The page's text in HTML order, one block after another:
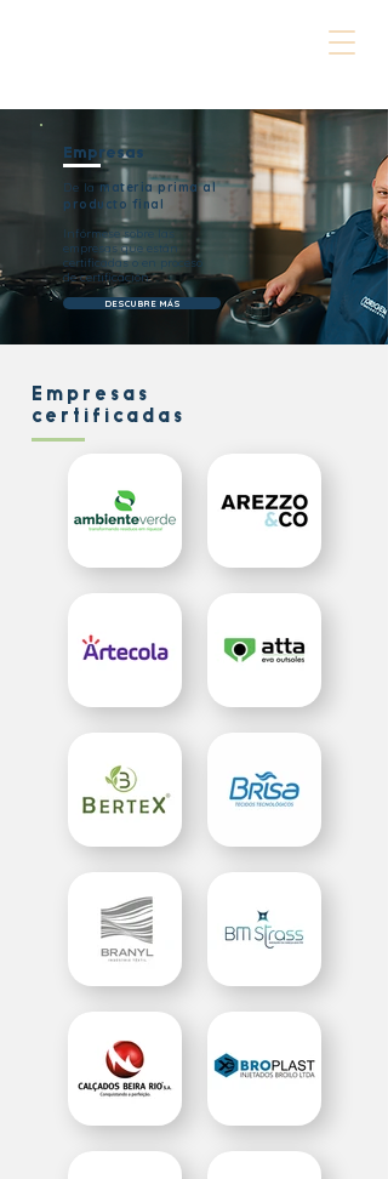
De la materia prima al
producto final
Infórmese sobre las
empresas que están
certificadas o en proceso
de certificación.
DESCUBRE MÁS
Empresas
Empresas
certificadas